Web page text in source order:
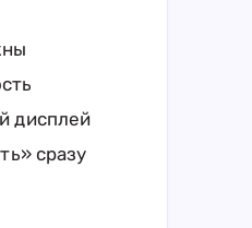
дисплей
сразу